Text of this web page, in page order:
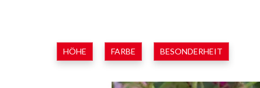
HÖHE FARBE BESONDERHEIT